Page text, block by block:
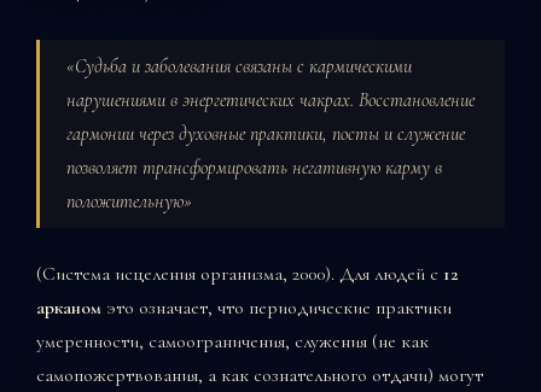
«Судьба и заболевания связаны с кармическими
нарушениями в энергетических чакрах. Восстановление
гармонии через духовные практики, посты и служение
позволяет трансформировать негативную карму в
положительную»
(Система исцеления организма, 2000). Для людей с 12
арканом это означает, что периодические практики
умеренности, самоограничения, служения (не как
самопожертвования, а как сознательного отдачи) могут